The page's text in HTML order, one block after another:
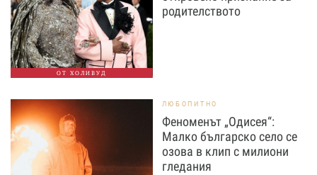
ОТ ХОЛИВУД
родителството
ЛЮБОПИТНО
Феноменът „Одисея“:
Малко българско село се
озова в клип с милиони
гледания